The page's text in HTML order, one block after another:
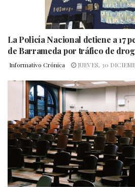
La Policía Nacional detiene a 17
de Barrameda por tráfico de
Informativo Crónica JUEVES, 30